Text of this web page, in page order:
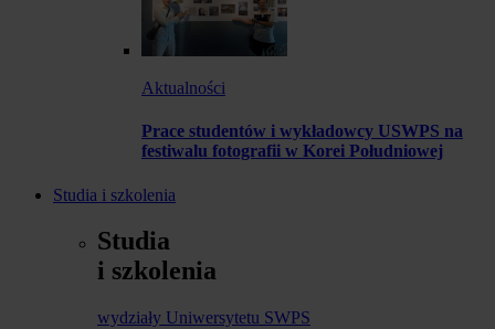
Aktualności
Prace studentów i wykładowcy USWPS na
festiwalu fotografii w Korei Południowej
Studia i szkolenia
Studia
i szkolenia
wydziały Uniwersytetu SWPS